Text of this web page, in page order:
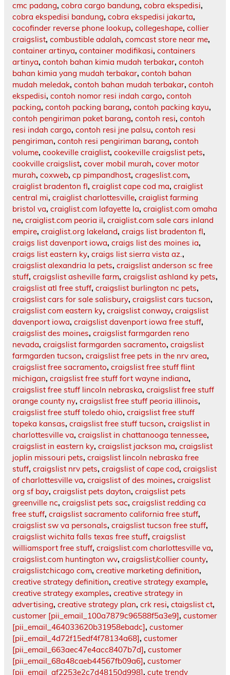
cmc padang, cobra cargo bandung, cobra ekspedisi,
cobra ekspedisi bandung, cobra ekspedisi jakarta,
cocofinder reverse phone lookup, collegeshape, collier
craigslist, combustible adalah, comcast store near me,
container artinya, container modifikasi, containers
artinya, contoh bahan kimia mudah terbakar, contoh
bahan kimia yang mudah terbakar, contoh bahan
mudah meledak, contoh bahan mudah terbakar, contoh
ekspedisi, contoh nomor resi indah cargo, contoh
packing, contoh packing barang, contoh packing kayu,
contoh pengiriman paket barang, contoh resi, contoh
resi indah cargo, contoh resi jne palsu, contoh resi
pengiriman, contoh resi pengiriman barang, contoh
volume, cookeville craiglist, cookeville craigslist pets,
cookville craigslist, cover mobil murah, cover motor
murah, coxweb, cp pimpandhost, crageslist.com,
craiglist bradenton fl, craiglist cape cod ma, craiglist
central mi, craiglist charlottesville, craiglist farming
bristol va, craiglist.com lafayette la, craiglist.com omaha
ne, craiglist.com peoria il, craiglist.com sale cars inland
empire, craiglist.org lakeland, craigs list bradenton fl,
craigs list davenport iowa, craigs list des moines ia,
craigs list eastern ky, craigs list sierra vista az.,
craigslist alexandria la pets, craigslist anderson sc free
stuff, craigslist asheville farm, craigslist ashland ky pets,
craigslist atl free stuff, craigslist burlington nc pets,
craigslist cars for sale salisbury, craigslist cars tucson,
craigslist com eastern ky, craigslist conway, craigslist
davenport iowa, craigslist davenport iowa free stuff,
craigslist des moines, craigslist farmgarden reno
nevada, craigslist farmgarden sacramento, craigslist
farmgarden tucson, craigslist free pets in the nrv area,
craigslist free sacramento, craigslist free stuff flint
michigan, craigslist free stuff fort wayne indiana,
craigslist free stuff lincoln nebraska, craigslist free stuff
orange county ny, craigslist free stuff peoria illinois,
craigslist free stuff toledo ohio, craigslist free stuff
topeka kansas, craigslist free stuff tucson, craigslist in
charlottesville va, craigslist in chattanooga tennessee,
craigslist in eastern ky, craigslist jackson ma, craigslist
joplin missouri pets, craigslist lincoln nebraska free
stuff, craigslist nrv pets, craigslist of cape cod, craigslist
of charlottesville va, craigslist of des moines, craigslist
org sf bay, craigslist pets dayton, craigslist pets
greenville nc, craigslist pets sac, craigslist redding ca
free stuff, craigslist sacramento california free stuff,
craigslist sw va personals, craigslist tucson free stuff,
craigslist wichita falls texas free stuff, craigslist
williamsport free stuff, craigslist.com charlottesville va,
craigslist.com huntington wv, craigslist/collier county,
craigslistchicago com, creative marketing definition,
creative strategy definition, creative strategy example,
creative strategy examples, creative strategy in
advertising, creative strategy plan, crk resi, ctaigslist ct,
customer [pii_email_100a7879c96588f5a3e9], customer
[pii_email_464033620b31958ebadc], customer
[pii_email_4d72f15edf4f78134a68], customer
[pii_email_663aec47e4acc8407b7d], customer
[pii_email_68a48caeb44567fb09a6], customer
[pii_email_af2253e2c7d48150d998], cute trendy